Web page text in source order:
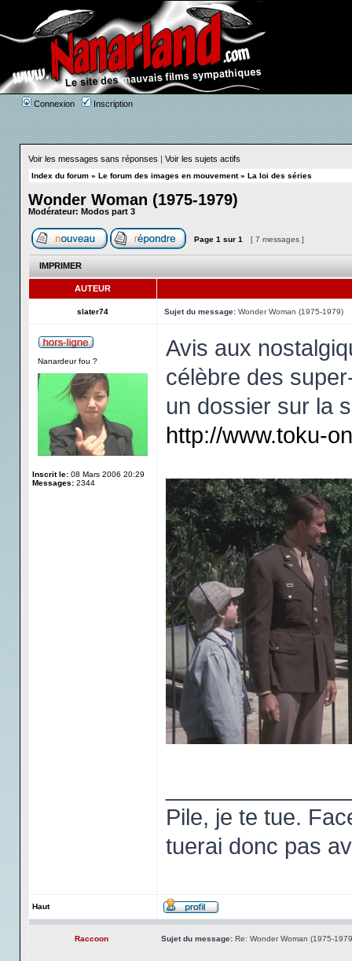
Connexion Inscription
Voir les messages sans réponses | Voir les sujets actifs
Index du forum » Le forum des images en mouvement» La loi des séries
Wonder Woman (1975-1979)
Modérateur: Modos part 3
Page 1 sur 1 [ 7 messages ]
IMPRIMER
AUTEUR
slater74 Sujet du message: Wonder Woman (1975-1979)
Nanardeur fou ?
Inscrit le: 08 Mars 2006 20:29
Messages: 2344
Avis aux
célèbre des
un dossier sur la
http://www.toku-
Pile, je te tue.
tuerai donc pas
Haut
Raccoon Sujet du message: Re: Wonder Woman (1975-